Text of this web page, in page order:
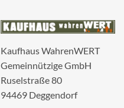
Kaufhaus WahrenWERT
Gemeinnützige GmbH
Ruselstraße 80
94469 Deggendorf